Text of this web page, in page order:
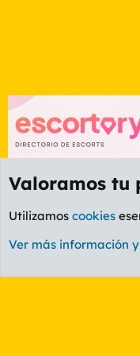
Valoramos tu
Utilizamos cookies
Ver más información